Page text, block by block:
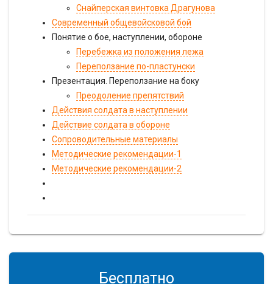
Снайперская винтовка Драгунова
Современный общевойсковой бой
Понятие о бое, наступлении, обороне
Перебежка из положения лежа
Переползание по-пластунски
Презентация. Переползание на боку
Преодоление препятствий
Действия солдата в наступлении
Действие солдата в обороне
Сопроводительные материалы
Методические рекомендации-1
Методические рекомендации-2
Бесплатно